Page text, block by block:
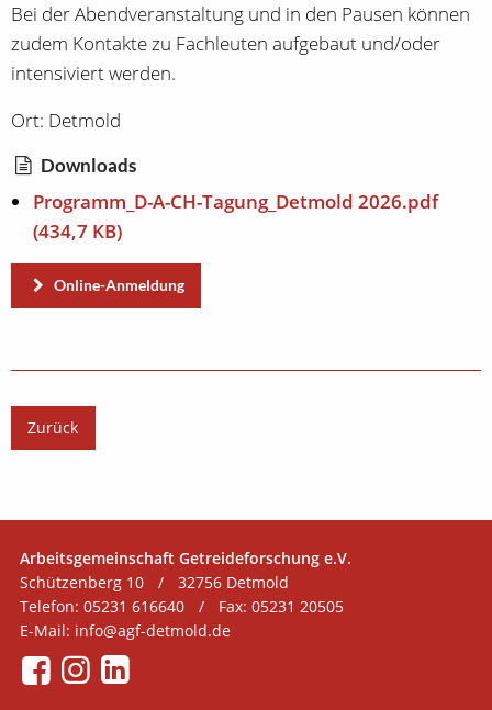
Bei der Abendveranstaltung und in den Pausen können
zudem Kontakte zu Fachleuten aufgebaut und/oder
intensiviert werden.
Ort: Detmold
Downloads
Programm_D-A-CH-Tagung_Detmold 2026.pdf
(434,7 KB)
Online-Anmeldung
Zurück
Arbeitsgemeinschaft Getreideforschung e.V.
Schützenberg 10
/
32756 Detmold
Telefon: 05231 616640
/
Fax: 05231 20505
E-Mail: info@agf-detmold.de